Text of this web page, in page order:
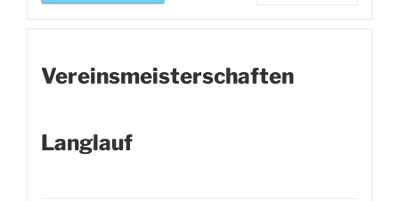
Vereinsmeisterschaften
Langlauf